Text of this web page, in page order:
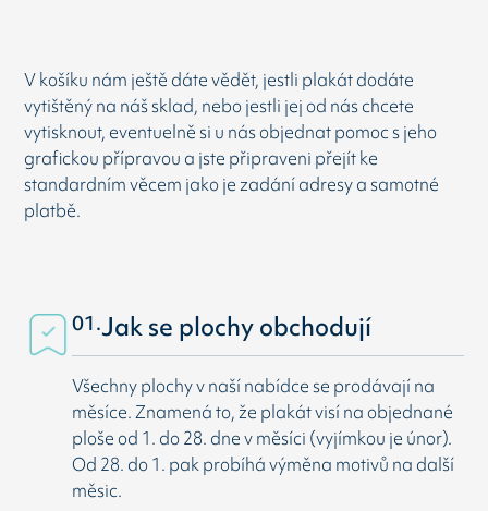
V košíku nám ještě dáte vědět, jestli plakát dodáte
vytištěný na náš sklad, nebo jestli jej od nás chcete
vytisknout, eventuelně si u nás objednat pomoc s jeho
grafickou přípravou a jste připraveni přejít ke
standardním věcem jako je zadání adresy a samotné
platbě.
01.Jak se plochy obchodují
Všechny plochy v naší nabídce se prodávají na
měsíce. Znamená to, že plakát visí na objednané
ploše od 1. do 28. dne v měsíci (vyjímkou je únor).
Od 28. do 1. pak probíhá výměna motivů na další
měsic.